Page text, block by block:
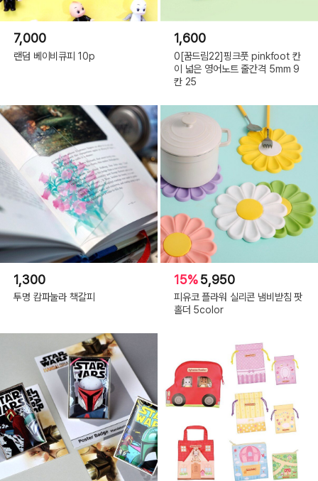
7,000
랜덤 베이비큐피 10p
1,600
0[꿈드림22]핑크풋 pinkfoot 칸
이 넓은 영어노트 줄간격 5mm 9
칸 25
1,300
투명 캄파눌라 책갈피
15%5,950
피유코 플라워 실리콘 냄비받침 팟
홀더 5color